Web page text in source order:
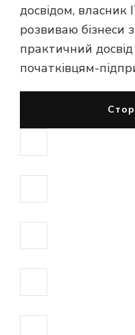
досвідом,
розвиваю бізнеси
практичний
початківцям-